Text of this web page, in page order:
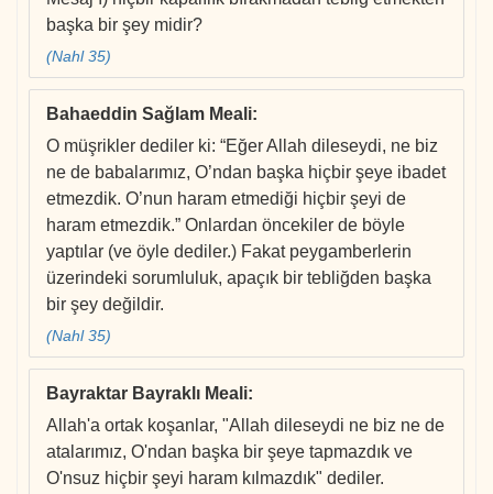
başka bir şey midir?
(Nahl 35)
Bahaeddin Sağlam Meali:
O müşrikler dediler ki: “Eğer Allah dileseydi, ne biz
ne de babalarımız, O’ndan başka hiçbir şeye ibadet
etmezdik. O’nun haram etmediği hiçbir şeyi de
haram etmezdik.” Onlardan öncekiler de böyle
yaptılar (ve öyle dediler.) Fakat peygamberlerin
üzerindeki sorumluluk, apaçık bir tebliğden başka
bir şey değildir.
(Nahl 35)
Bayraktar Bayraklı Meali:
Allah'a ortak koşanlar, "Allah dileseydi ne biz ne de
atalarımız, O'ndan başka bir şeye tapmazdık ve
O'nsuz hiçbir şeyi haram kılmazdık" dediler.